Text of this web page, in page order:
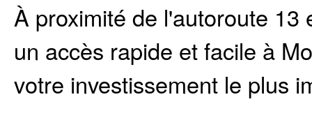
À proximité de l'autoroute
un accès rapide et facile à
votre investissement le plus